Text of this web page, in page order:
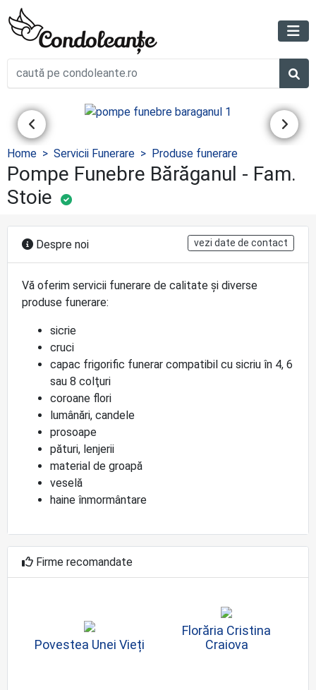
Home Servicii Funerare Produse funerare
Pompe Funebre Bărăganul - Fam.
Stoie
Despre noi vezi date de contact
Vă oferim servicii funerare de calitate şi diverse
produse funerare:
sicrie
cruci
capac frigorific funerar compatibil cu sicriu în 4, 6
sau 8 colţuri
coroane flori
lumânări, candele
prosoape
pături, lenjerii
material de groapă
veselă
haine înmormântare
Firme recomandate
Povestea Unei Vieți
Florăria Cristina
Craiova